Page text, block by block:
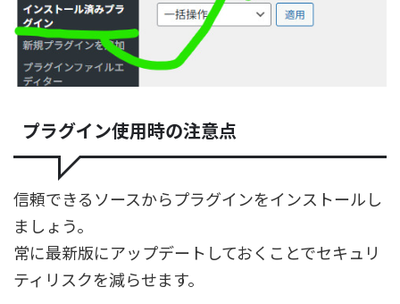
プラグイン使用時の注意点
信頼できるソースからプラグインをインストールし
ましょう。
常に最新版にアップデートしておくことでセキュリ
ティリスクを減らせます。